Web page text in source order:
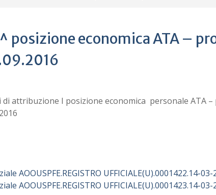
posizione economica ATA –
attribuzione I posizione economica personale ATA
AOOUSPFE.REGISTRO UFFICIALE(U).0001422.14-03-
AOOUSPFE.REGISTRO UFFICIALE(U).0001423.14-03-